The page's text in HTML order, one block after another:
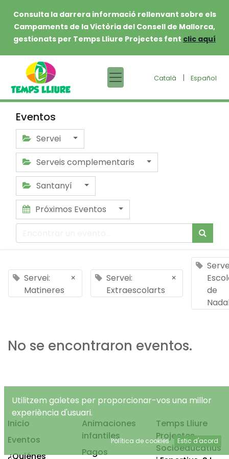
Consulta la darrera informació rellenvant sobre els
Campaments de la Victòria del Consell de Mallorca,
gestionats per Temps Lliure Projectes fent clic aquí
Català | Español
Eventos
Servei
Serveis complementaris
Santanyí
Próximos Eventos
Servei:
Matineres
×
Servei:
Extraescolarts
×
de
No se encontraron eventos.
Inicio
Eventos
¿Quiénes
Animaciones
infantiles
Pagos
Temps Lliure
Projectes
Socioeducatius
Utilitzem galetes per proporcionar-vos una millor
experiència d'usuari.
Política de cookies Estic d'acord